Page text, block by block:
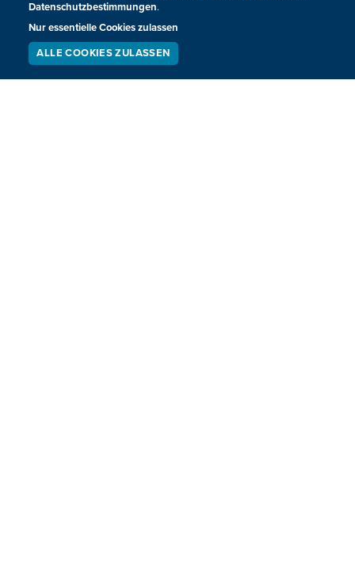
Datenschutzbestimmungen.
Nur essentielle Cookies zulassen
ALLE COOKIES ZULASSEN
LIVESTREAM